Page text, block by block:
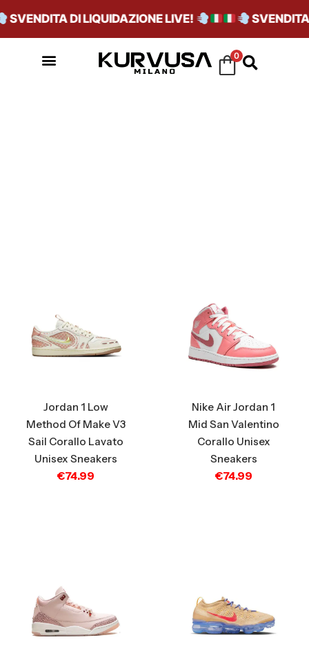
SVENDITA DI LIQUIDAZIONE LIVE! SVENDITA
0
Jordan 1 Low
Method Of Make V3
Sail Corallo Lavato
Unisex Sneakers
€74.99
Nike Air Jordan 1
Mid San Valentino
Corallo Unisex
Sneakers
€74.99